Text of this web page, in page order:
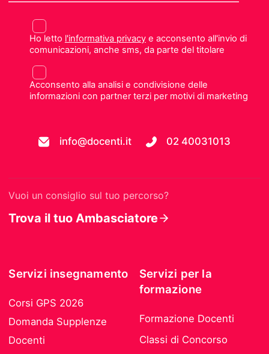
Ho letto l'informativa privacye acconsento all'invio di
comunicazioni, anche sms, da parte del titolare
Acconsento alla analisi e condivisione delle
informazioni con partner terzi per motivi di marketing
info@docenti.it 02 40031013
Vuoi un consiglio sul tuo percorso?
Trova il tuo Ambasciatore
Servizi insegnamento
Corsi GPS 2026
Domanda Supplenze
Docenti
Servizi per la
formazione
Formazione Docenti
Classi di Concorso